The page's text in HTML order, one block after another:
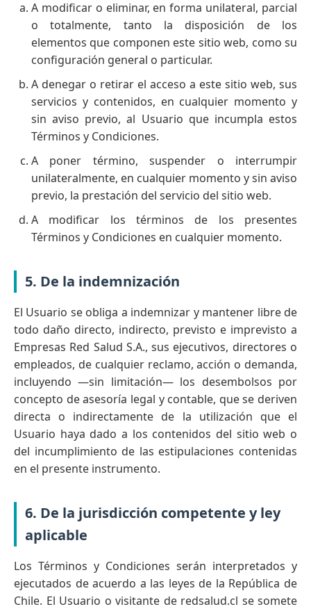
A modificar o eliminar, en forma unilateral, parcial
o totalmente, tanto la disposición de los
elementos que componen este sitio web, como su
configuración general o particular.
A denegar o retirar el acceso a este sitio web, sus
servicios y contenidos, en cualquier momento y
sin aviso previo, al Usuario que incumpla estos
Términos y Condiciones.
A poner término, suspender o interrumpir
unilateralmente, en cualquier momento y sin aviso
previo, la prestación del servicio del sitio web.
A modificar los términos de los presentes
Términos y Condiciones en cualquier momento.
5. De la indemnización
El Usuario se obliga a indemnizar y mantener libre de
todo daño directo, indirecto, previsto e imprevisto a
Empresas Red Salud S.A., sus ejecutivos, directores o
empleados, de cualquier reclamo, acción o demanda,
incluyendo —sin limitación— los desembolsos por
concepto de asesoría legal y contable, que se deriven
directa o indirectamente de la utilización que el
Usuario haya dado a los contenidos del sitio web o
del incumplimiento de las estipulaciones contenidas
en el presente instrumento.
6. De la jurisdicción competente y ley
aplicable
Los Términos y Condiciones serán interpretados y
ejecutados de acuerdo a las leyes de la República de
Chile. El Usuario o visitante de redsalud.cl se somete